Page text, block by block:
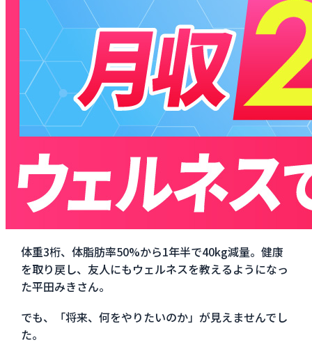
体重3桁、体脂肪率50%から1年半で40kg減量。健康
を取り戻し、友人にもウェルネスを教えるようになっ
た平田みきさん。
でも、「将来、何をやりたいのか」が見えませんでし
た。